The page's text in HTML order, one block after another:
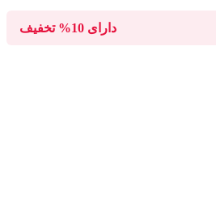
دارای 10% تخفیف